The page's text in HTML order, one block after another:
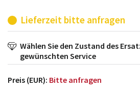
Lieferzeit bitte anfragen
Wählen Sie den Zustand des
gewünschten Service
Preis (EUR): Bitte anfragen